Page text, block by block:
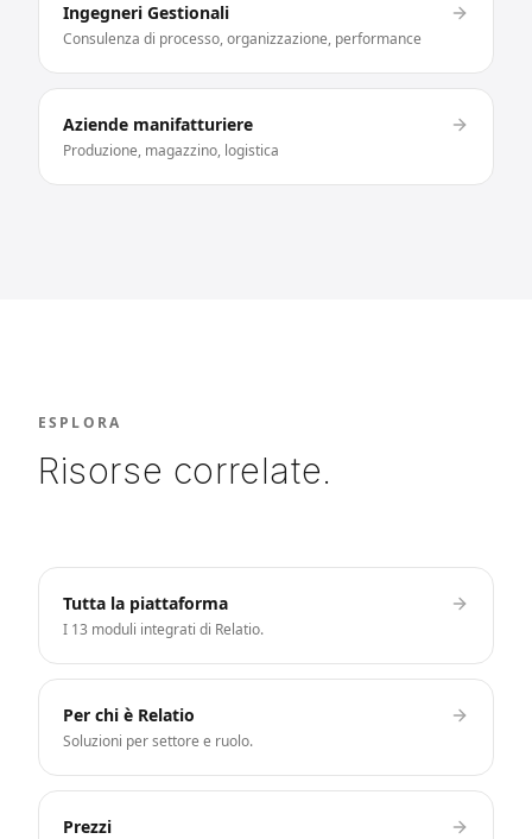
Ingegneri Gestionali
Consulenza di processo, organizzazione, performance
Aziende manifatturiere
Produzione, magazzino, logistica
ESPLORA
Risorse correlate.
Tutta la piattaforma
I 13 moduli integrati di Relatio.
Per chi è Relatio
Soluzioni per settore e ruolo.
Prezzi